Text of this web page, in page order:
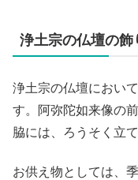
浄土宗の仏壇の飾
浄土宗の仏壇におい
す。阿弥陀如来像の
脇には、ろうそく立
お供え物としては、